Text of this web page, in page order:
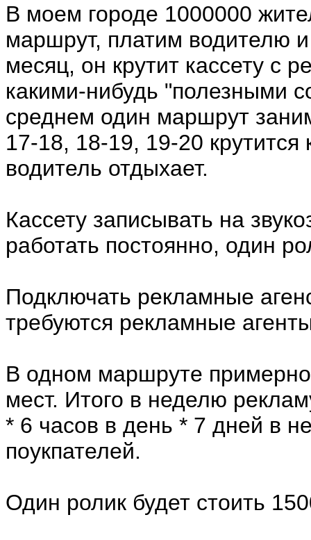
В моем городе 1000000
маршрут, платим водителю
месяц, он крутит кассету с
какими-нибудь "полезными
среднем один маршрут
17-18, 18-19, 19-20
водитель отдыхает.
Кассету записывать на
работать постоянно, один
Подключать рекламные
требуются рекламные
В одном маршруте
мест. Итого в неделю
* 6 часов в день * 7 дней в
поукпателей.
Один ролик будет стоить